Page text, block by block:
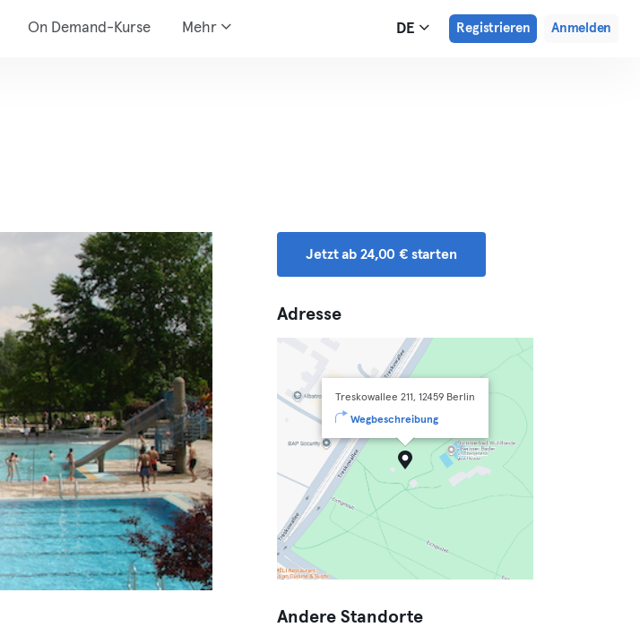
On Demand-Kurse Mehr DE Registrieren Anmelden
Jetzt ab 24,00 € starten
Adresse
Treskowallee 211, 12459 Berlin
Wegbeschreibung
Andere Standorte